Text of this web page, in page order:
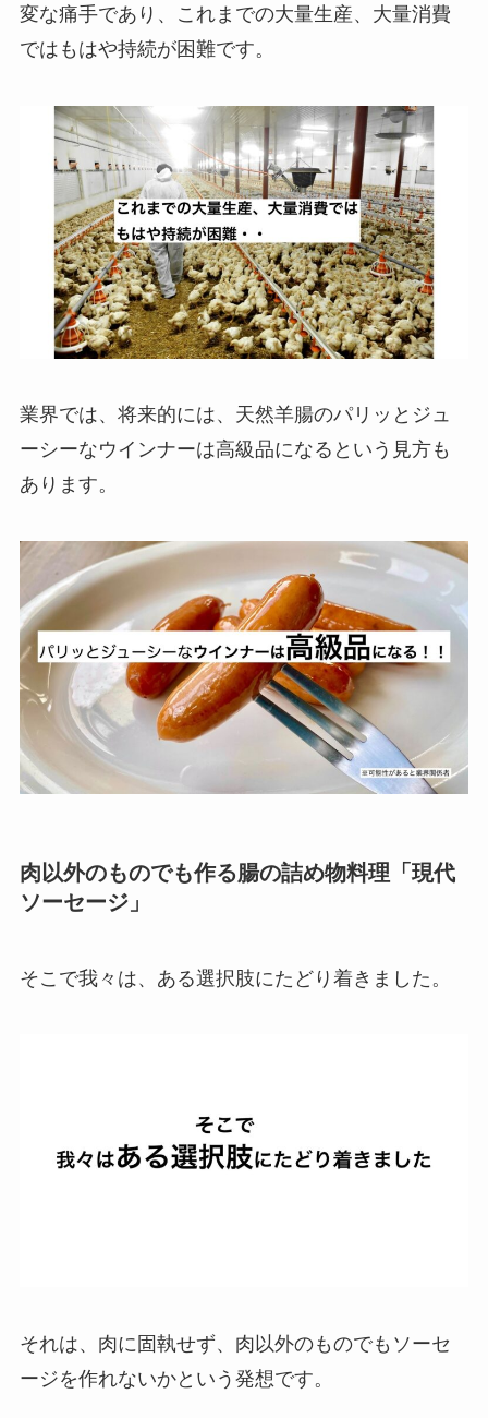
変な痛手であり、これまでの大量生産、大量消費
ではもはや持続が困難です。
業界では、将来的には、天然羊腸のパリッとジュ
ーシーなウインナーは高級品になるという見方も
あります。
肉以外のものでも作る腸の詰め物料理「現代
ソーセージ」
そこで我々は、ある選択肢にたどり着きました。
それは、肉に固執せず、肉以外のものでもソーセ
ージを作れないかという発想です。